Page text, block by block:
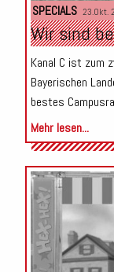
SPECIALS 23.Okt.
Wir sind
Kanal C ist zum
Bayerischen
bestes
Mehr lesen...